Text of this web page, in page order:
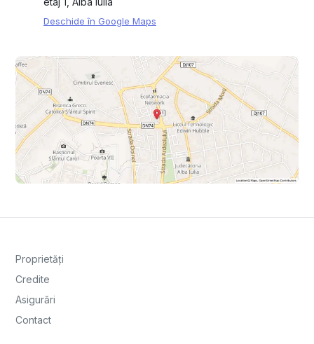
Deschide în Google Maps
Proprietăți
Credite
Asigurări
Contact